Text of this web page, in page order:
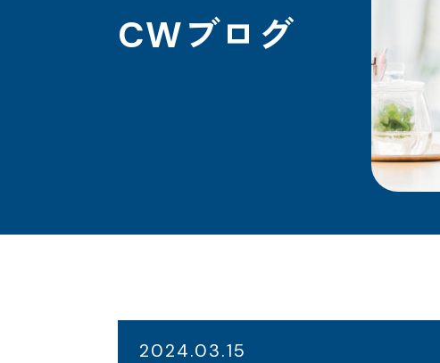
CWブログ
2024.03.15